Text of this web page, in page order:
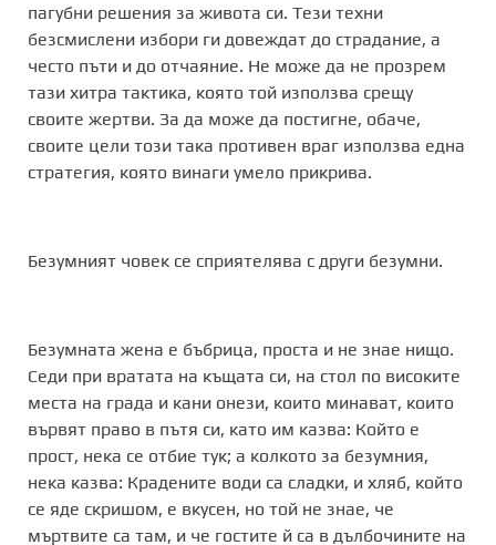
пагубни решения за живота си. Тези техни
безсмислени избори ги довеждат до страдание, а
често пъти и до отчаяние. Не може да не прозрем
тази хитра тактика, която той използва срещу
своите жертви. За да може да постигне, обаче,
своите цели този така противен враг използва една
стратегия, която винаги умело прикрива.
Безумният човек се сприятелява с други безумни.
Безумната жена е бъбрица, проста и не знае нищо.
Седи при вратата на къщата си, на стол по високите
места на града и кани онези, които минават, които
вървят право в пътя си, като им казва: Който е
прост, нека се отбие тук; а колкото за безумния,
нека казва: Крадените води са сладки, и хляб, който
се яде скришом, е вкусен, но той не знае, че
мъртвите са там, и че гостите й са в дълбочините на